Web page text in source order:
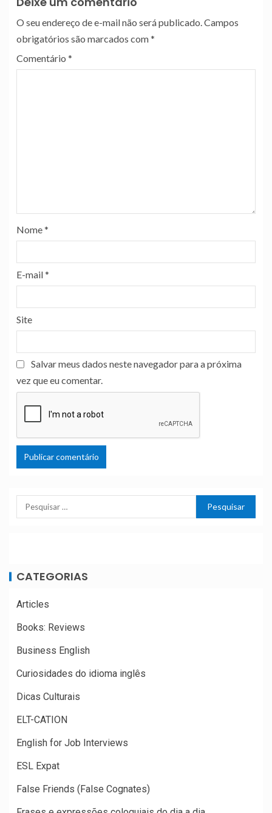
O seu endereço de e-mail não será publicado.Campos
obrigatórios são marcados com*
Comentário *
Nome*
E-mail*
Site
Salvar meus dados neste navegador para a próxima
vez que eu comentar.
CATEGORIAS
Articles
Books: Reviews
Business English
Curiosidades do idioma inglês
Dicas Culturais
ELT-CATION
English for Job Interviews
ESL Expat
False Friends (False Cognates)